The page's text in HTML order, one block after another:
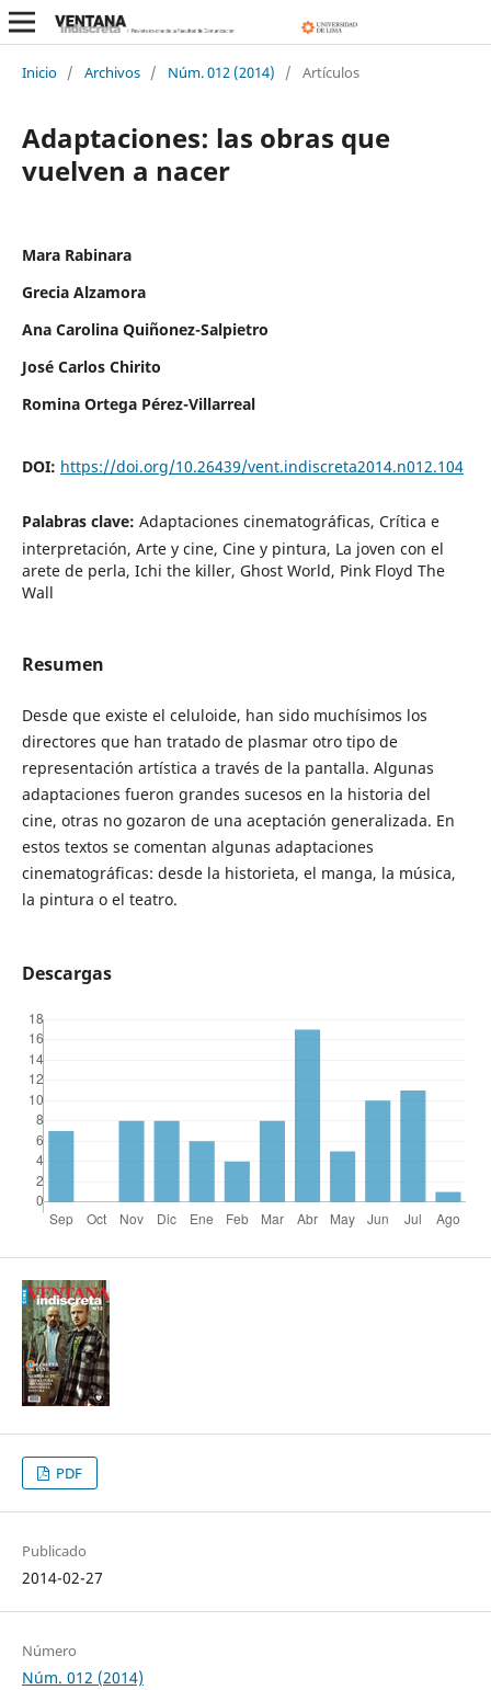
Inicio / Archivos / Núm. 012 (2014) / Artículos
Adaptaciones: las obras que
vuelven a nacer
Mara Rabinara
Grecia Alzamora
Ana Carolina Quiñonez-Salpietro
José Carlos Chirito
Romina Ortega Pérez-Villarreal
DOI: https://doi.org/10.26439/vent.indiscreta2014.n012.104
Palabras clave: Adaptaciones cinematográficas, Crítica e
interpretación, Arte y cine, Cine y pintura, La joven con el
arete de perla, Ichi the killer, Ghost World, Pink Floyd The
Wall
Resumen
Desde que existe el celuloide, han sido muchísimos los
directores que han tratado de plasmar otro tipo de
representación artística a través de la pantalla. Algunas
adaptaciones fueron grandes sucesos en la historia del
cine, otras no gozaron de una aceptación generalizada. En
estos textos se comentan algunas adaptaciones
cinematográficas: desde la historieta, el manga, la música,
la pintura o el teatro.
Descargas
PDF
Publicado
2014-02-27
Número
Núm. 012 (2014)